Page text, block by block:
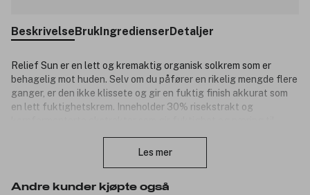
BeskrivelseBrukIngredienserDetaljer
Relief Sun er en lett og kremaktig organisk solkrem som er
behagelig mot huden. Selv om du påfører en rikelig mengde flere
ganger, er den ikke klissete og gir en fuktig finish akkurat som
en lett fuktighetskrem. Inneholder 30% risekstrakt og
Les mer
Andre kunder kjøpte også